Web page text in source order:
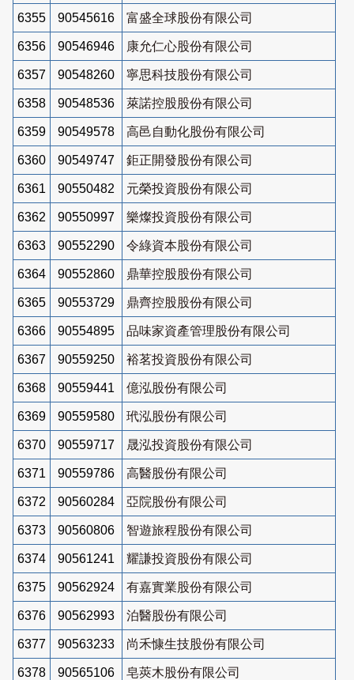
6355 90545616 富盛全球股份有限公司
6356 90546946 康允仁心股份有限公司
6357 90548260 寧思科技股份有限公司
6358 90548536 萊諾控股股份有限公司
6359 90549578 高邑自動化股份有限公司
6360 90549747 鉅正開發股份有限公司
6361 90550482 元榮投資股份有限公司
6362 90550997 樂燦投資股份有限公司
6363 90552290 令綠資本股份有限公司
6364 90552860 鼎華控股股份有限公司
6365 90553729 鼎齊控股股份有限公司
6366 90554895 品味家資產管理股份有限公司
6367 90559250 裕茗投資股份有限公司
6368 90559441 億泓股份有限公司
6369 90559580 玳泓股份有限公司
6370 90559717 晟泓投資股份有限公司
6371 90559786 高醫股份有限公司
6372 90560284 亞院股份有限公司
6373 90560806 智遊旅程股份有限公司
6374 90561241 耀謙投資股份有限公司
6375 90562924 有嘉實業股份有限公司
6376 90562993 泊醫股份有限公司
6377 90563233 尚禾慷生技股份有限公司
6378 90565106 皂莢木股份有限公司